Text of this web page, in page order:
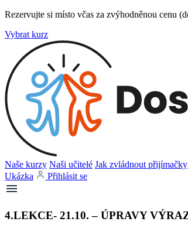
Rezervujte si místo včas za zvýhodněnou cenu
Vybrat kurz
Naše kurzy Naši učitelé Jak zvládnout přijímačky
Ukázka
Přihlásit se
4.LEKCE- 21.10. – ÚPRAVY